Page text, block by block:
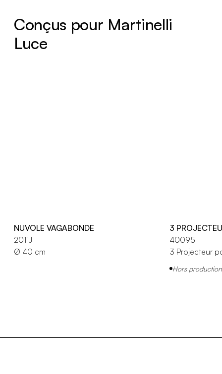
Conçus pour Martinelli
Luce
NUVOLE VAGABONDE
2011J
Ø 40 cm
3
40095
3 Projecteur
Hors production